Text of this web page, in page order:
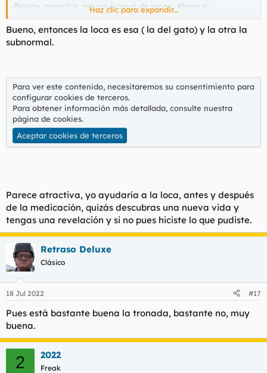
Perdón, missclick, me equivoqué de mona. Ahora sí:
Ver el archivos adjunto 116025
Espero le haga bien y no se le acaben las ganas de follar, que
las tiene a todas horas. ¿Podría pasar esto último?
empezar a subir fotos luciendo palmito y acudir pagafanters
en tropel. Yo paso bastante de su culo, es ella la que me busca.
Bueno, paso de su culo hasta que me lo pone en pompa, claro:
Ver el archivos adjunto 116027
Veremos a ver cómo acaba esto. Miedo me doy.
Haz clic para expandir...
Bueno, entonces la loca es esa ( la del gato) y la otra la
subnormal.
Para ver este contenido, necesitaremos su consentimiento para
configurar cookies de terceros.
Para obtener información más detallada, consulte nuestra
página de cookies.
Aceptar cookies de terceros
Parece atractiva, yo ayudaría a la loca, antes y después
de la medicación, quizás descubras una nueva vida y
tengas una revelación y si no pues hiciste lo que pudiste.
Retraso Deluxe
Clásico
18 Jul 2022 #17
Pues está bastante buena la tronada, bastante no, muy
buena.
2 2022
Freak